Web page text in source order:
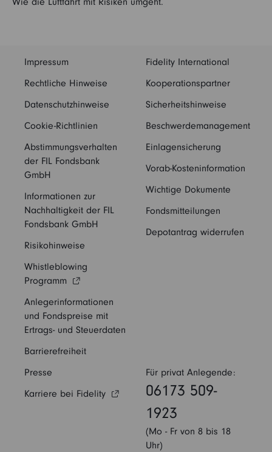
Impressum
Rechtliche Hinweise
Datenschutzhinweise
Cookie-Richtlinien
Abstimmungsverhalten
der FIL Fondsbank
GmbH
Informationen zur
Nachhaltigkeit der FIL
Fondsbank GmbH
Risikohinweise
Whistleblowing
Programm
Anlegerinformationen
und Fondspreise mit
Ertrags- und Steuerdaten
Barrierefreiheit
Fidelity International
Kooperationspartner
Sicherheitshinweise
Beschwerdemanagement
Einlagensicherung
Vorab-Kosteninformation
Wichtige Dokumente
Fondsmitteilungen
Depotantrag widerrufen
Presse
Karriere bei Fidelity
Für privat Anlegende:
06173 509-
1923
(Mo - Fr von 8 bis 18
Uhr)